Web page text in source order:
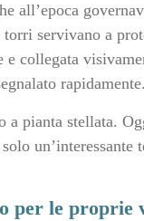
servivano a
collegata
rapidamente.
pianta stellata.
un’interessante
per le proprie